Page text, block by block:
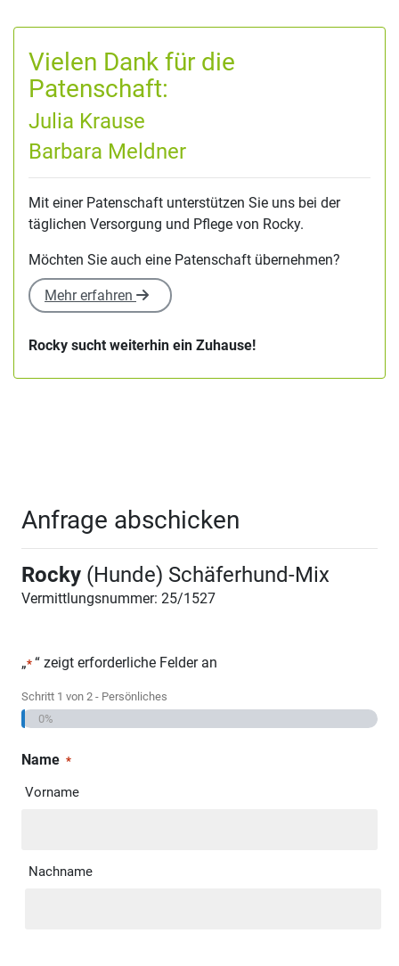
Vielen Dank für die
Patenschaft:
Julia Krause
Barbara Meldner
Mit einer Patenschaft unterstützen Sie uns bei der
täglichen Versorgung und Pflege von Rocky.
Möchten Sie auch eine Patenschaft übernehmen?
Mehr erfahren
Rocky sucht weiterhin ein Zuhause!
Anfrage abschicken
Rocky (Hunde) Schäferhund-Mix
Vermittlungsnummer: 25/1527
„* “ zeigt erforderliche Felder an
Schritt 1 von 2 - Persönliches
0%
Name *
Vorname
Nachname